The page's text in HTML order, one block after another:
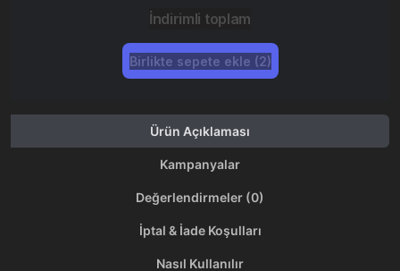
İndirimli toplam
Birlikte sepete ekle (2)
Ürün Açıklaması
Kampanyalar
Değerlendirmeler (0)
İptal & İade Koşulları
Nasıl Kullanılır